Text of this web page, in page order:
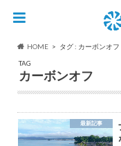
HOME
タグ : カーボンオフ
TAG
カーボンオフ
最新記事